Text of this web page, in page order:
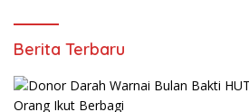
Berita Terbaru